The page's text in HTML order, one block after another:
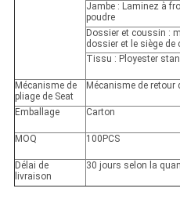
Jambe : Laminez à
poudre
Dossier et coussin :
dossier et le siège de
Tissu : Ployester
Mécanisme de
pliage de Seat
Mécanisme de retour
Emballage Carton
MOQ 100PCS
Délai de
livraison
30 jours selon la